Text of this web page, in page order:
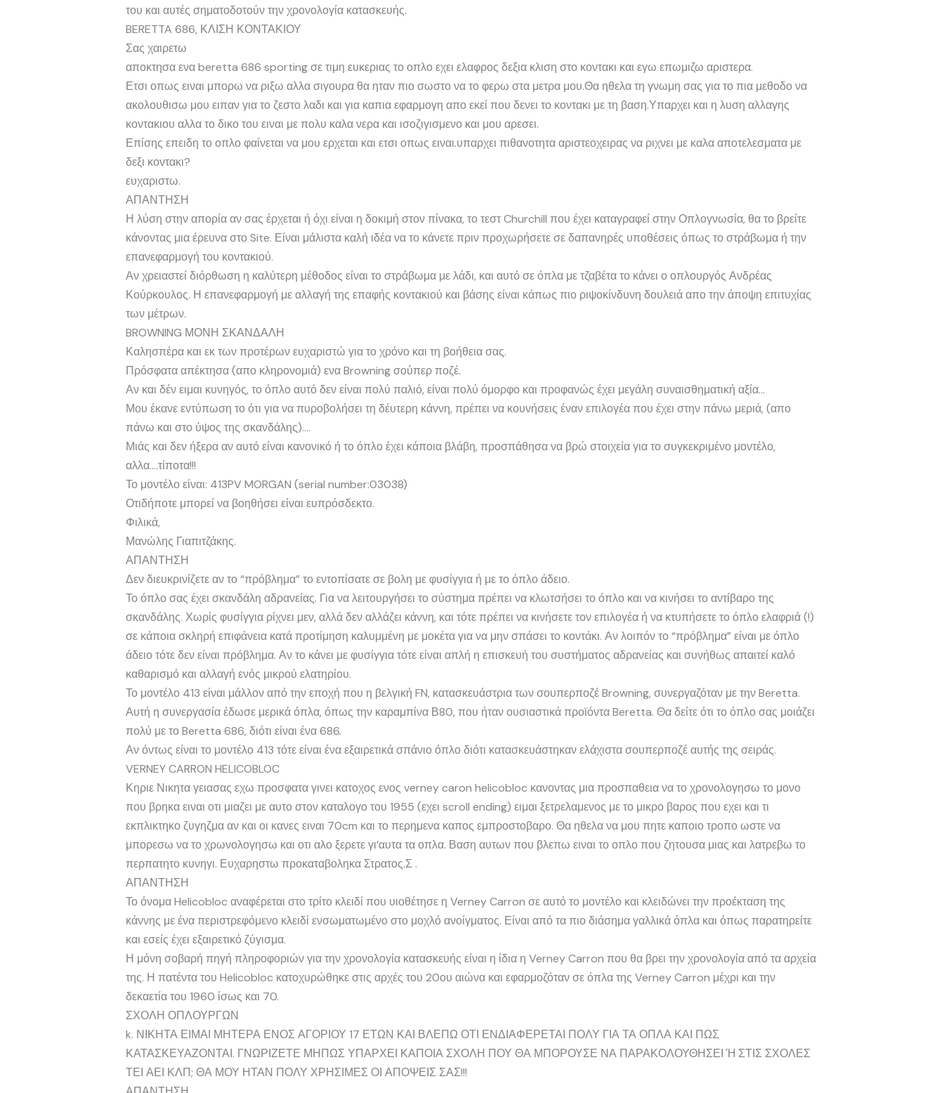
του και αυτές σηματοδοτούν την χρονολογία κατασκευής.
BERETTA 686, ΚΛΙΣΗ ΚΟΝΤΑΚΙΟΥ
Σας χαιρετω
αποκτησα ενα beretta 686 sporting σε τιμη ευκεριας το οπλο εχει ελαφρος δεξια κλιση στο κοντακι και εγω επωμιζω αριστερα.
Ετσι οπως ειναι μπορω να ριξω αλλα σιγουρα θα ηταν πιο σωστο να το φερω στα μετρα μου.Θα ηθελα τη γνωμη σας για το πια μεθοδο να
ακολουθισω μου ειπαν για το ζεστο λαδι και για καπια εφαρμογη απο εκεί που δενει το κοντακι με τη βαση.Υπαρχει και η λυση αλλαγης
κοντακιου αλλα το δικο του ειναι με πολυ καλα νερα και ισοζιγισμενο και μου αρεσει.
Επίσης επειδη το οπλο φαίνεται να μου ερχεται και ετσι οπως ειναι.υπαρχει πιθανοτητα αριστεοχειρας να ριχνει με καλα αποτελεσματα με
δεξι κοντακι?
ευχαριστω.
ΑΠΑΝΤΗΣΗ
Η λύση στην απορία αν σας έρχεται ή όχι είναι η δοκιμή στον πίνακα, το τεστ Churchill που έχει καταγραφεί στην Οπλογνωσία, θα το βρείτε
κάνοντας μια έρευνα στο Site. Είναι μάλιστα καλή ιδέα να το κάνετε πριν προχωρήσετε σε δαπανηρές υποθέσεις όπως το στράβωμα ή την
επανεφαρμογή του κοντακιού.
Αν χρειαστεί διόρθωση η καλύτερη μέθοδος είναι το στράβωμα με λάδι, και αυτό σε όπλα με τζαβέτα το κάνει ο οπλουργός Ανδρέας
Κούρκουλος. Η επανεφαρμογή με αλλαγή της επαφής κοντακιού και βάσης είναι κάπως πιο ριψοκίνδυνη δουλειά απο την άποψη επιτυχίας
των μέτρων.
BROWNING ΜΟΝΗ ΣΚΑΝΔΑΛΗ
Καλησπέρα και εκ των προτέρων ευχαριστώ για το χρόνο και τη βοήθεια σας.
Πρόσφατα απέκτησα (απο κληρονομιά) ενα Browning σούπερ ποζέ.
Αν και δέν ειμαι κυνηγός, το όπλο αυτό δεν είναι πολύ παλιό, είναι πολύ όμορφο και προφανώς έχει μεγάλη συναισθηματική αξία…
Μου έκανε εντύπωση το ότι για να πυροβολήσει τη δέυτερη κάννη, πρέπει να κουνήσεις έναν επιλογέα που έχει στην πάνω μεριά, (απο
πάνω και στο ύψος της σκανδάλης)….
Μιάς και δεν ήξερα αν αυτό είναι κανονικό ή το όπλο έχει κάποια βλάβη, προσπάθησα να βρώ στοιχεία για το συγκεκριμένο μοντέλο,
αλλα….τίποτα!!!
Το μοντέλο είναι: 413PV MORGAN (serial number:03038)
Οτιδήποτε μπορεί να βοηθήσει είναι ευπρόσδεκτο.
Φιλικά,
Μανώλης Γιαπιτζάκης.
ΑΠΑΝΤΗΣΗ
Δεν διευκρινίζετε αν το “πρόβλημα” το εντοπίσατε σε βολη με φυσίγγια ή με το όπλο άδειο.
Το όπλο σας έχει σκανδάλη αδρανείας. Για να λειτουργήσει το σύστημα πρέπει να κλωτσήσει το όπλο και να κινήσει το αντίβαρο της
σκανδάλης. Χωρίς φυσίγγια ρίχνει μεν, αλλά δεν αλλάζει κάννη, και τότε πρέπει να κινήσετε τον επιλογέα ή να κτυπήσετε το όπλο ελαφριά (!)
σε κάποια σκληρή επιφάνεια κατά προτίμηση καλυμμένη με μοκέτα για να μην σπάσει το κοντάκι. Αν λοιπόν το “πρόβλημα” είναι με όπλο
άδειο τότε δεν είναι πρόβλημα. Αν το κάνει με φυσίγγια τότε είναι απλή η επισκευή του συστήματος αδρανείας και συνήθως απαιτεί καλό
καθαρισμό και αλλαγή ενός μικρού ελατηρίου.
Το μοντέλο 413 είναι μάλλον από την εποχή που η βελγική FN, κατασκευάστρια των σουπερποζέ Browning, συνεργαζόταν με την Beretta.
Αυτή η συνεργασία έδωσε μερικά όπλα, όπως την καραμπίνα Β80, που ήταν ουσιαστικά προϊόντα Beretta. Θα δείτε ότι το όπλο σας μοιάζει
πολύ με το Beretta 686, διότι είναι ένα 686.
Αν όντως είναι το μοντέλο 413 τότε είναι ένα εξαιρετικά σπάνιο όπλο διότι κατασκευάστηκαν ελάχιστα σουπερποζέ αυτής της σειράς.
VERNEY CARRON HELICOBLOC
Κηριε Νικητα γειασας εχω προσφατα γινει κατοχος ενος verney caron helicobloc κανοντας μια προσπαθεια να το χρονολογησω το μονο
που βρηκα ειναι οτι μιαζει με αυτο στον καταλογο του 1955 (εχει scroll ending) ειμαι ξετρελαμενος με το μικρο βαρος που εχει και τι
εκπλικτηκο ζυγηζμα αν και οι κανες ειναι 70cm και το περημενα καπος εμπροστοβαρο. Θα ηθελα να μου πητε καποιο τροπο ωστε να
μπορεσω να το χρωνολογησω και οτι αλο ξερετε γι’αυτα τα οπλα. Βαση αυτων που βλεπω ειναι το οπλο που ζητουσα μιας και λατρεβω το
περπατητο κυνηγι. Ευχαρηστω προκαταβοληκα Στρατος.Σ .
ΑΠΑΝΤΗΣΗ
Το όνομα Helicobloc αναφέρεται στο τρίτο κλειδί που υιοθέτησε η Verney Carron σε αυτό το μοντέλο και κλειδώνει την προέκταση της
κάννης με ένα περιστρεφόμενο κλειδί ενσωματωμένο στο μοχλό ανοίγματος. Είναι από τα πιο διάσημα γαλλικά όπλα και όπως παρατηρείτε
και εσείς έχει εξαιρετικό ζύγισμα.
Η μόνη σοβαρή πηγή πληροφοριών για την χρονολογία κατασκευής είναι η ίδια η Verney Carron που θα βρει την χρονολογία από τα αρχεία
της. Η πατέντα του Helicobloc κατοχυρώθηκε στις αρχές του 20ου αιώνα και εφαρμοζόταν σε όπλα της Verney Carron μέχρι και την
δεκαετία του 1960 ίσως και 70.
ΣΧΟΛΗ ΟΠΛΟΥΡΓΩΝ
k. ΝΙΚΗΤΑ ΕΙΜΑΙ ΜΗΤΕΡΑ ΕΝΟΣ ΑΓΟΡΙΟΥ 17 ΕΤΩΝ ΚΑΙ ΒΛΕΠΩ ΟΤΙ ΕΝΔΙΑΦΕΡΕΤΑΙ ΠΟΛΥ ΓΙΑ ΤΑ ΟΠΛΑ ΚΑΙ ΠΩΣ
ΚΑΤΑΣΚΕΥΑΖΟΝΤΑΙ. ΓΝΩΡΙΖΕΤΕ ΜΗΠΩΣ ΥΠΑΡΧΕΙ ΚΑΠΟΙΑ ΣΧΟΛΗ ΠΟΥ ΘΑ ΜΠΟΡΟΥΣΕ ΝΑ ΠΑΡΑΚΟΛΟΥΘΗΣΕΙ Ή ΣΤΙΣ ΣΧΟΛΕΣ
ΤΕΙ ΑΕΙ ΚΛΠ; ΘΑ ΜΟΥ ΗΤΑΝ ΠΟΛΥ ΧΡΗΣΙΜΕΣ ΟΙ ΑΠΟΨΕΙΣ ΣΑΣ!!!